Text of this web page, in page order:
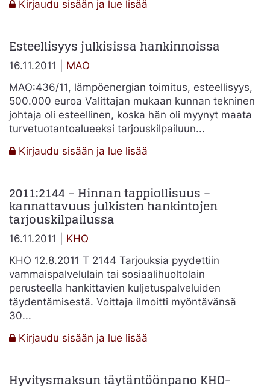
Kirjaudu sisään ja lue lisää
kohteen
valinnassa
ja
hankintalain
soveltamisessa
Esteellisyys julkisissa hankinnoissa
16.11.2011 | MAO
MAO:436/11, lämpöenergian toimitus, esteellisyys,
500.000 euroa Valittajan mukaan kunnan tekninen
johtaja oli esteellinen, koska hän oli myynyt maata
turvetuotantoalueeksi tarjouskilpailuun...
Kirjaudu sisään ja lue lisää
hankinnoissa
2011:2144 – Hinnan tappiollisuus –
kannattavuus julkisten hankintojen
tarjouskilpailussa
16.11.2011 | KHO
KHO 12.8.2011 T 2144 Tarjouksia pyydettiin
vammaispalvelulain tai sosiaalihuoltolain
perusteella hankittavien kuljetuspalveluiden
täydentämisestä. Voittaja ilmoitti myöntävänsä
30...
Kirjaudu sisään ja lue lisää
Hinnan
Hyvitysmaksun täytäntöönpano KHO-